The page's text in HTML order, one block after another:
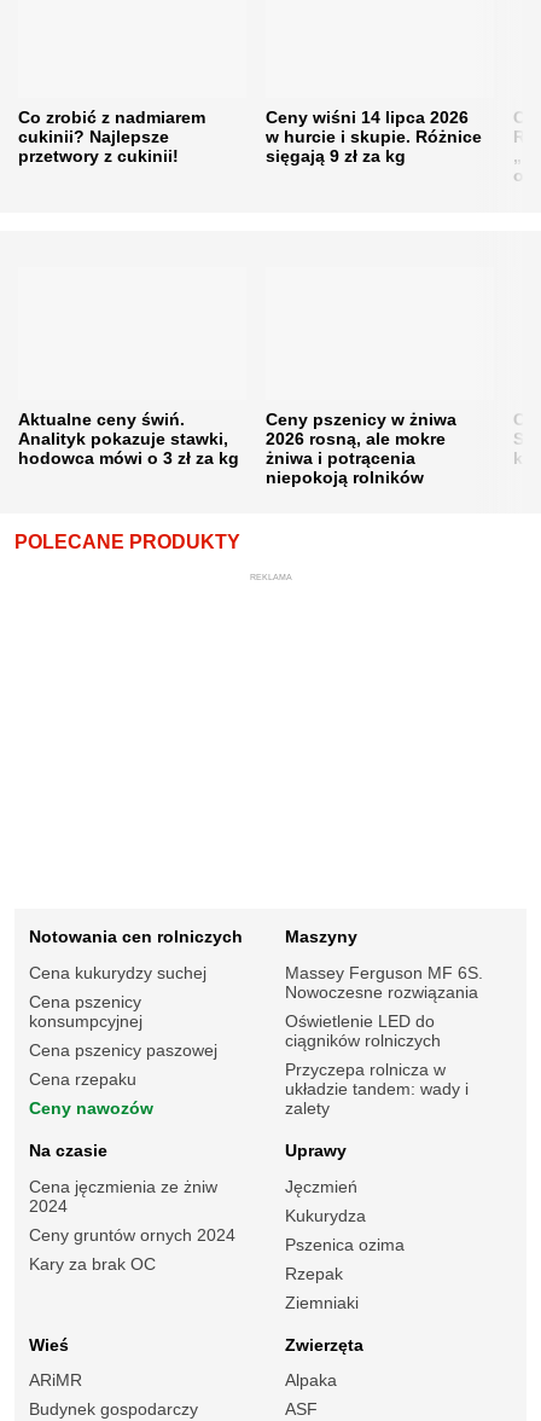
Co zrobić z nadmiarem
cukinii? Najlepsze
przetwory z cukinii!
Ceny wiśni 14 lipca 2026
w hurcie i skupie. Różnice
sięgają 9 zł za kg
Aktualne ceny świń.
Analityk pokazuje stawki,
hodowca mówi o 3 zł za kg
Ceny pszenicy w żniwa
2026 rosną, ale mokre
żniwa i potrącenia
niepokoją rolników
POLECANE PRODUKTY
REKLAMA
Notowania cen rolniczych
Cena kukurydzy suchej
Cena pszenicy
konsumpcyjnej
Cena pszenicy paszowej
Cena rzepaku
Ceny nawozów
Maszyny
Massey Ferguson MF 6S.
Nowoczesne rozwiązania
Oświetlenie LED do
ciągników rolniczych
Przyczepa rolnicza w
układzie tandem: wady i
zalety
Na czasie
Cena jęczmienia ze żniw
2024
Ceny gruntów ornych 2024
Kary za brak OC
Uprawy
Jęczmień
Kukurydza
Pszenica ozima
Rzepak
Ziemniaki
Wieś
ARiMR
Budynek gospodarczy
Zwierzęta
Alpaka
ASF